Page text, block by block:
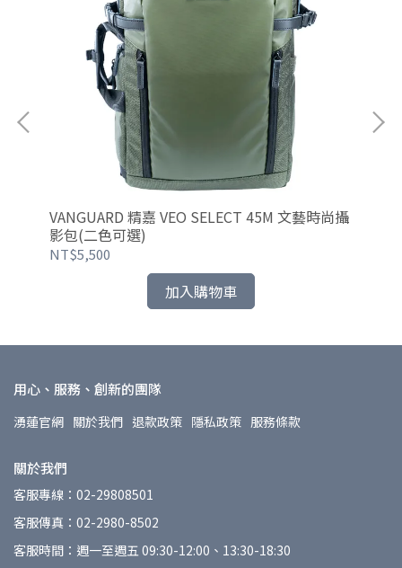
VANGUARD 精嘉 VEO SELECT 45M 文藝時尚攝
影包(二色可選)
NT$5,500
加入購物車
用心、服務、創新的團隊
湧蓮官網 關於我們 退款政策 隱私政策 服務條款
關於我們
客服專線：02-29808501
客服傳真：02-2980-8502
客服時間：週一至週五 09:30-12:00、13:30-18:30